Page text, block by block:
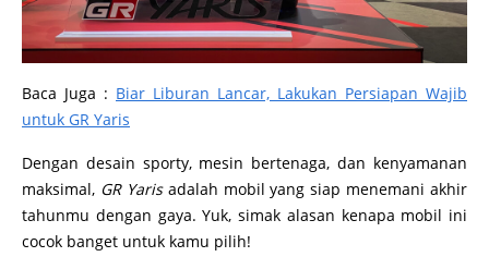
Baca Juga : Biar Liburan Lancar, Lakukan Persiapan Wajib
untuk GR Yaris
Dengan desain sporty, mesin bertenaga, dan kenyamanan
maksimal, GR Yarisadalah mobil yang siap menemani akhir
tahunmu dengan gaya. Yuk, simak alasan kenapa mobil ini
cocok banget untuk kamu pilih!